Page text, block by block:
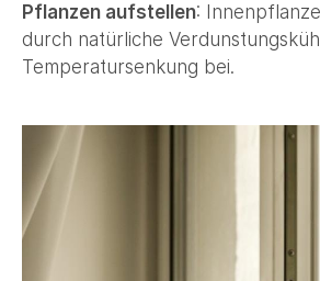
Pflanzen aufstellen:
durch natürliche
Temperatursenkung bei.